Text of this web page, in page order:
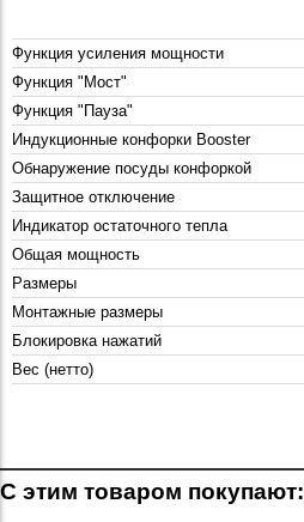
Функция усиления мощности
Функция "Мост"
Функция "Пауза"
Индукционные конфорки Booster
Обнаружение посуды конфоркой
Защитное отключение
Индикатор остаточного тепла
Общая мощность
Размеры
Монтажные размеры
Блокировка нажатий
Вес (нетто)
С этим товаром покупают: